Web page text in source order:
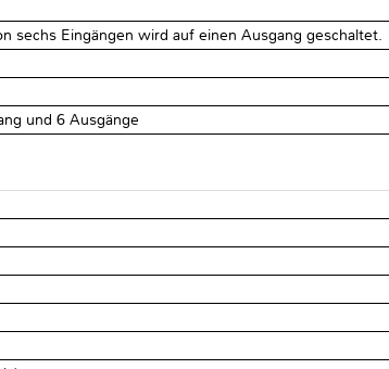
sechs Eingängen wird auf einen Ausgang geschaltet.
und 6 Ausgänge